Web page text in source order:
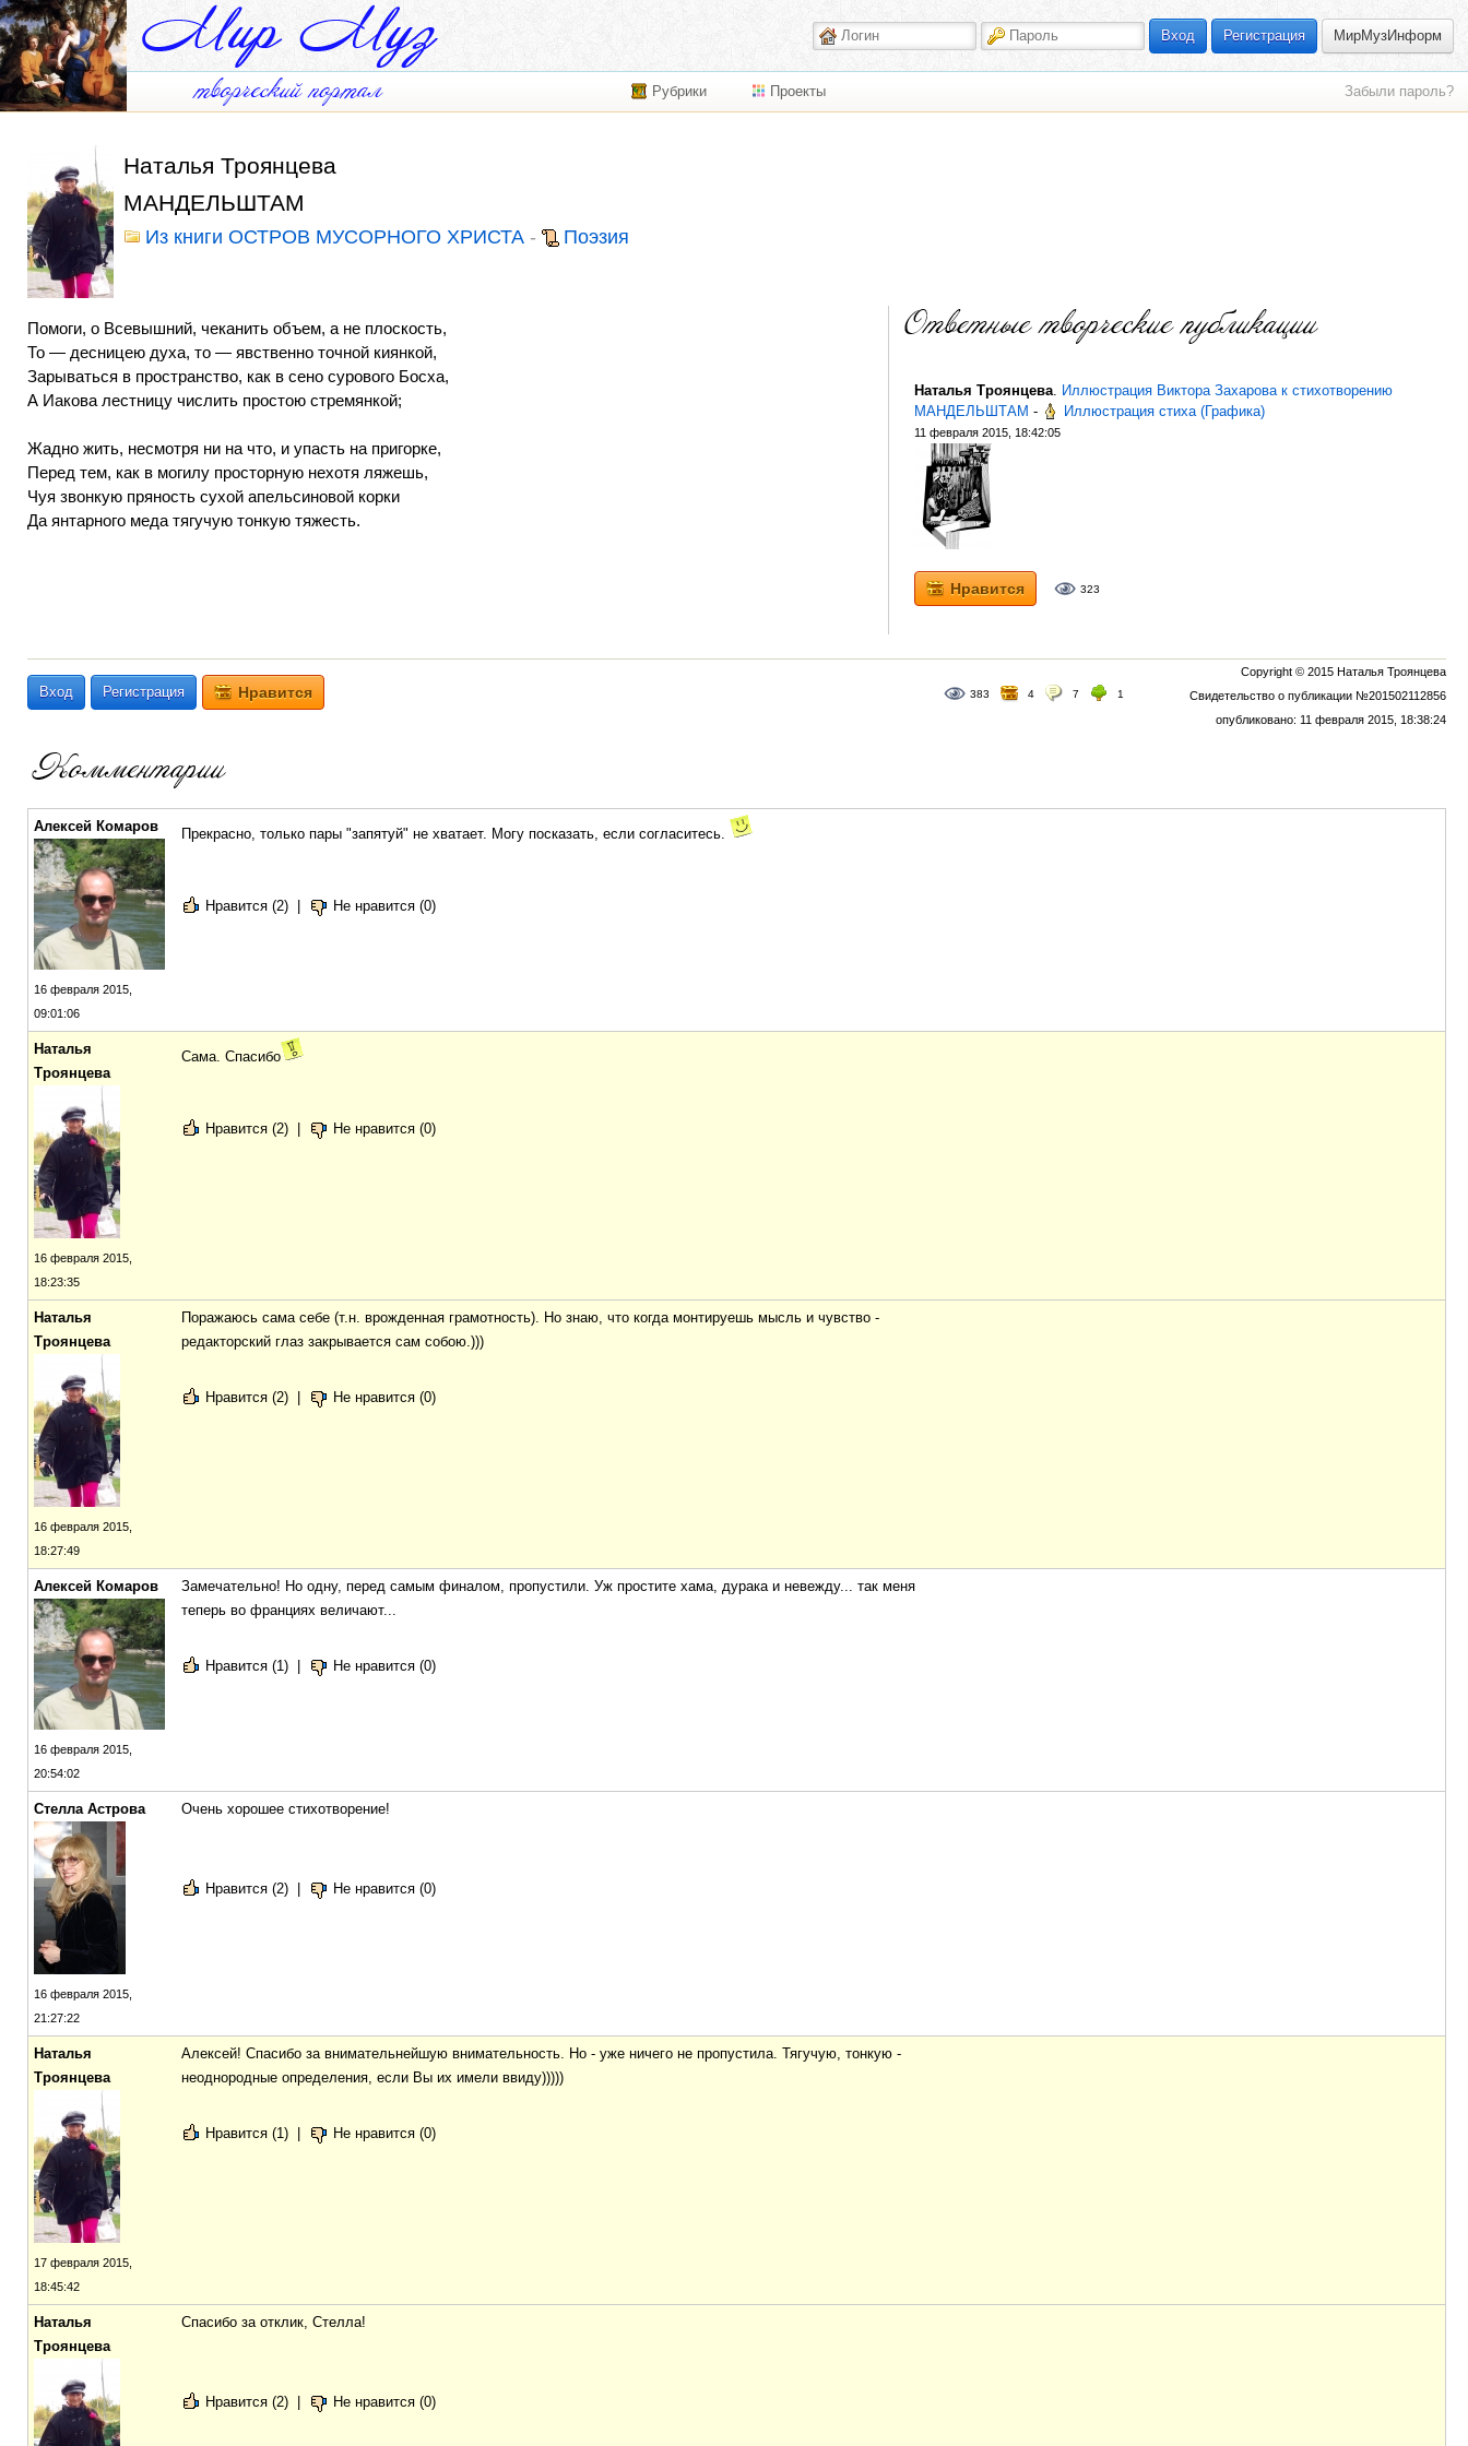
Вход Регистрация МирМузИнформ
Рубрики Проекты Забыли пароль?
Наталья Троянцева
МАНДЕЛЬШТАМ
Из книги ОСТРОВ МУСОРНОГО ХРИСТА - Поэзия
Наталья Троянцева. Иллюстрация Виктора Захарова к стихотворению
МАНДЕЛЬШТАМ - Иллюстрация стиха (Графика)
11 февраля 2015, 18:42:05
Нравится 323
Помоги, о Всевышний, чеканить объем, а не плоскость,
То — десницею духа, то — явственно точной киянкой,
Зарываться в пространство, как в сено сурового Босха,
А Иакова лестницу числить простою стремянкой;
Жадно жить, несмотря ни на что, и упасть на пригорке,
Перед тем, как в могилу просторную нехотя ляжешь,
Чуя звонкую пряность сухой апельсиновой корки
Да янтарного меда тягучую тонкую тяжесть.
Copyright © 2015 Наталья Троянцева
Свидетельство о публикации №201502112856
опубликовано: 11 февраля 2015, 18:38:24
383 4 7 1
Вход Регистрация Нравится
Алексей Комаров
16 февраля 2015,
09:01:06
Прекрасно, только пары "запятуй" не хватает. Могу посказать, если согласитесь.
Нравится (2) Не нравится (0)
Наталья
Троянцева
16 февраля 2015,
18:23:35
Сама. Спасибо
Нравится (2) Не нравится (0)
Наталья
Троянцева
16 февраля 2015,
18:27:49
Поражаюсь сама себе (т.н. врожденная грамотность). Но знаю, что когда монтируешь мысль и чувство -
редакторский глаз закрывается сам собою.)))
Нравится (2) Не нравится (0)
Алексей Комаров
16 февраля 2015,
20:54:02
Замечательно! Но одну, перед самым финалом, пропустили. Уж простите хама, дурака и невежду... так меня
теперь во франциях величают...
Нравится (1) Не нравится (0)
Стелла Астрова
16 февраля 2015,
21:27:22
Очень хорошее стихотворение!
Нравится (2) Не нравится (0)
Наталья
Троянцева
17 февраля 2015,
18:45:42
Алексей! Спасибо за внимательнейшую внимательность. Но - уже ничего не пропустила. Тягучую, тонкую -
неоднородные определения, если Вы их имели ввиду)))))
Нравится (1) Не нравится (0)
Наталья
Троянцева
Спасибо за отклик, Стелла!
Нравится (2) Не нравится (0)